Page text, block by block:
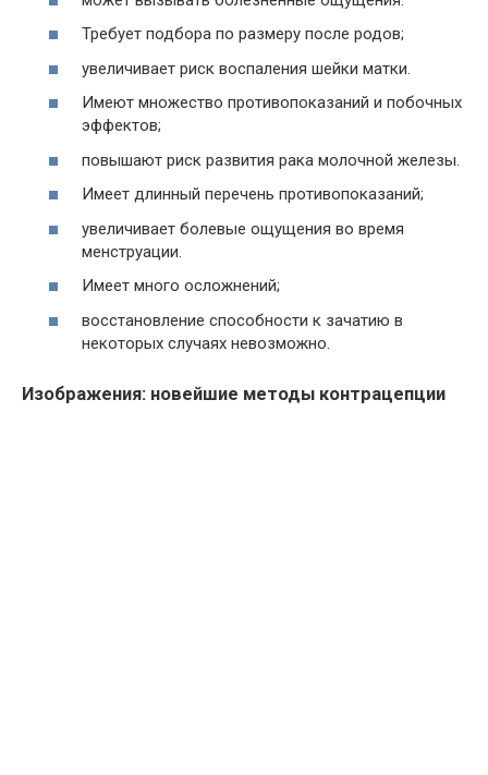
Требует подбора по размеру после родов;
увеличивает риск воспаления шейки матки.
Имеют множество противопоказаний и побочных
эффектов;
повышают риск развития рака молочной железы.
Имеет длинный перечень противопоказаний;
увеличивает болевые ощущения во время
менструации.
Имеет много осложнений;
восстановление способности к зачатию в
некоторых случаях невозможно.
Изображения: новейшие методы контрацепции